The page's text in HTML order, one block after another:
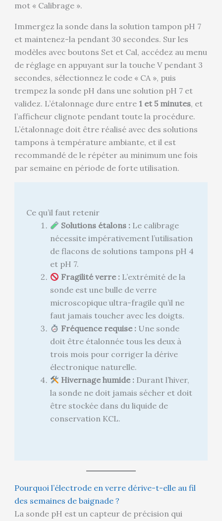
mot « Calibrage ».
Immergez la sonde dans la solution tampon pH 7
et maintenez-la pendant 30 secondes. Sur les
modèles avec boutons Set et Cal, accédez au menu
de réglage en appuyant sur la touche V pendant 3
secondes, sélectionnez le code « CA », puis
trempez la sonde pH dans une solution pH 7 et
validez. L’étalonnage dure entre 1 et 5 minutes, et
l’afficheur clignote pendant toute la procédure.
L’étalonnage doit être réalisé avec des solutions
tampons à température ambiante, et il est
recommandé de le répéter au minimum une fois
par semaine en période de forte utilisation.
Ce qu’il faut retenir
Solutions étalons :Le calibrage
nécessite impérativement l’utilisation
de flacons de solutions tampons pH 4
et pH 7.
Fragilité verre :L’extrémité de la
sonde est une bulle de verre
microscopique ultra-fragile qu’il ne
faut jamais toucher avec les doigts.
Fréquence requise :Une sonde
doit être étalonnée tous les deux à
trois mois pour corriger la dérive
électronique naturelle.
Hivernage humide :Durant l’hiver,
la sonde ne doit jamais sécher et doit
être stockée dans du liquide de
conservation KCL.
Pourquoi l’électrode en verre dérive-t-elle au fil
des semaines de baignade ?
La sonde pH est un capteur de précision qui